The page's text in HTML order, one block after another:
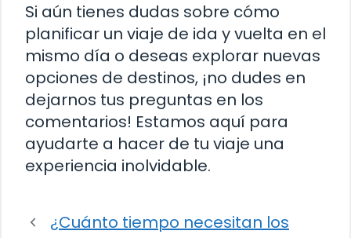
Si aún tienes dudas sobre cómo
planificar un viaje de ida y vuelta en el
mismo día o deseas explorar nuevas
opciones de destinos, ¡no dudes en
dejarnos tus preguntas en los
comentarios! Estamos aquí para
ayudarte a hacer de tu viaje una
experiencia inolvidable.
¿Cuánto tiempo necesitan los